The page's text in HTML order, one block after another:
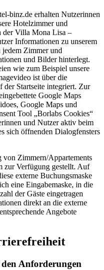
binz.de erhalten Nutzerinnen
Hotelzimmer und
der Villa Mona Lisa –
Informationen zu unserem
jedem Zimmer und
und Bilder hinterlegt.
wie zum Beispiel unsere
ist über die
der Startseite integriert. Zur
Google Maps
Google Maps und
Tool „Borlabs Cookies“
und Nutzer aktiv beim
sich öffnenden Dialogfensters
von Zimmern/Appartements
zur Verfügung gestellt. Auf
externe Buchungsmaske
eine Eingabemaske, in die
der Gäste eingetragen
direkt an die externe
Angebote
Anforderungen